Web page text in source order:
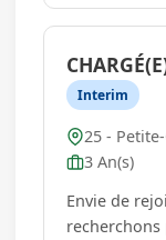
Interim
25 -
3 An(s)
Envie de